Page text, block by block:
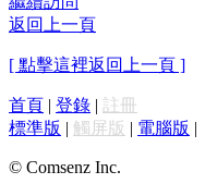
返回上一頁
[ 點擊這裡返回上一頁 ]
首頁 | 登錄 | 註冊
標準版 | 觸屏版 | 電腦版 |
© Comsenz Inc.